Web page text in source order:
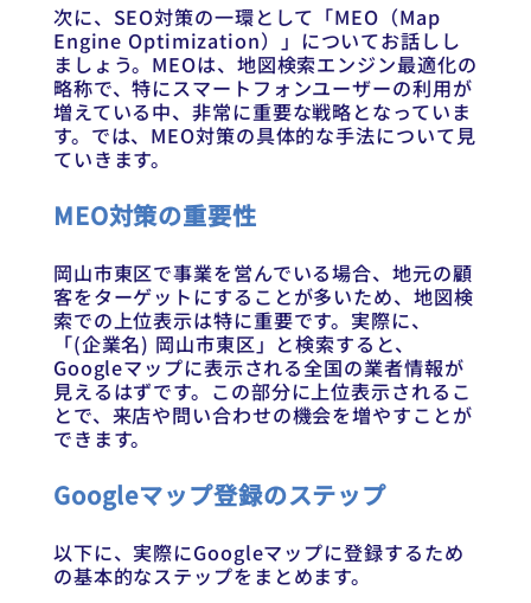
次に、SEO対策の一環として「MEO（Map
Engine Optimization）」についてお話しし
ましょう。MEOは、地図検索エンジン最適化の
略称で、特にスマートフォンユーザーの利用が
増えている中、非常に重要な戦略となっていま
す。では、MEO対策の具体的な手法について見
ていきます。
MEO対策の重要性
岡山市東区で事業を営んでいる場合、地元の顧
客をターゲットにすることが多いため、地図検
索での上位表示は特に重要です。実際に、
「(企業名) 岡山市東区」と検索すると、
Googleマップに表示される全国の業者情報が
見えるはずです。この部分に上位表示されるこ
とで、来店や問い合わせの機会を増やすことが
できます。
Googleマップ登録のステップ
以下に、実際にGoogleマップに登録するため
の基本的なステップをまとめます。